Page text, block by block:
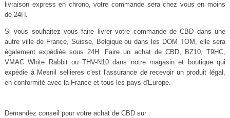
livraison express en chrono, votre commande sera chez vous en moins
de 24H.
Si vous souhaitez vous faire livrer votre commande de CBD dans une
autre ville de France, Suisse, Belgique ou dans les DOM TOM, elle sera
également expédiée sous 24H. Faire un achat de CBD, BZ10, T9HC,
VMAC White Rabbit ou THV-N10 dans notre magasin et boutique qui
expédie à Mesnil sellieres c'est l'assurance de recevoir un produit légal,
en conformité avec la France et tous les pays d'Europe.
Demandez conseil pour votre achat de CBD sur :